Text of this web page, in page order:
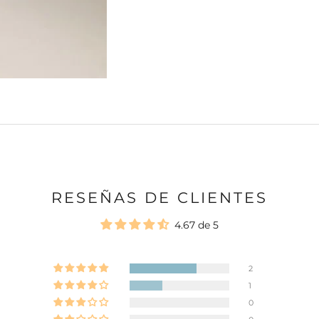
RESEÑAS DE CLIENTES
4.67 de 5
2
1
0